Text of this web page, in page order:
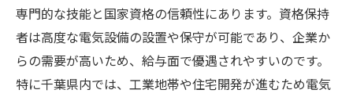
専門的な技能と国家資格の信頼性にあります。資格保持
者は高度な電気設備の設置や保守が可能であり、企業か
らの需要が高いため、給与面で優遇されやすいのです。
特に千葉県内では、工業地帯や住宅開発が進むため電気